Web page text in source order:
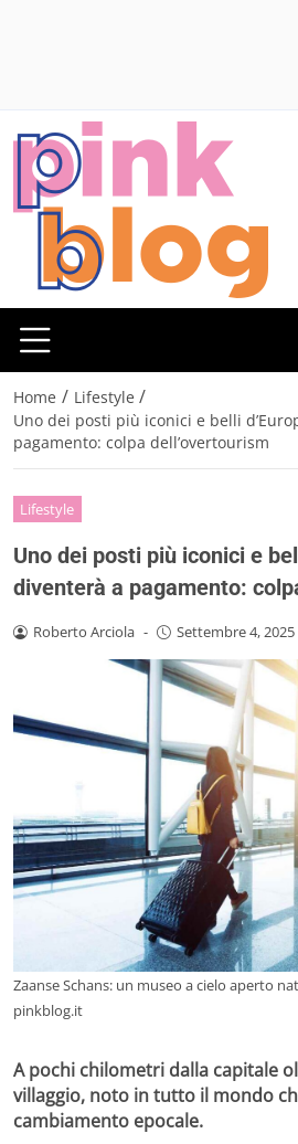
Home / Lifestyle /
Uno dei posti più iconici e belli
pagamento: colpa dell’overtourism
Lifestyle
Uno dei posti più iconici e
diventerà a pagamento:
Roberto Arciola - Settembre 4, 2025
Zaanse Schans: un museo a cielo aperto
pinkblog.it
A pochi chilometri dalla capitale
villaggio, noto in tutto il mondo
cambiamento epocale.